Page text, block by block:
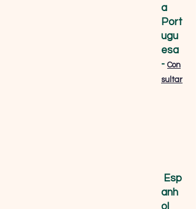
a
Port
ugu
esa
- Con
sultar
Esp
anh
ol